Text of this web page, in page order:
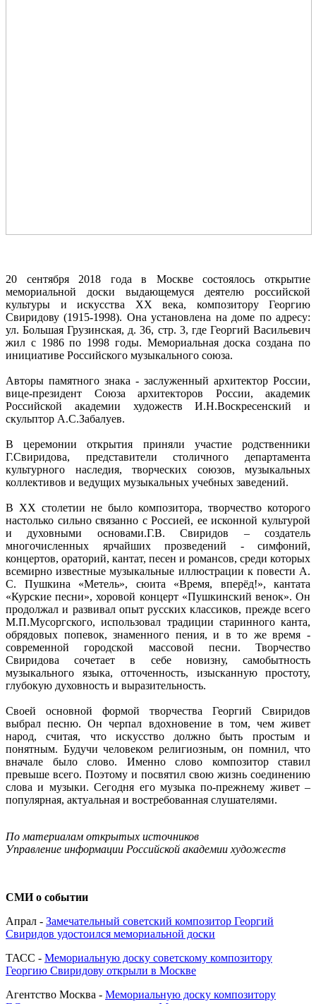
20 сентября 2018 года в Москве состоялось открытие
мемориальной доски выдающемуся деятелю российской
культуры и искусства ХХ века, композитору Георгию
Свиридову (1915-1998). Она установлена на доме по адресу:
ул. Большая Грузинская, д. 36, стр. 3, где Георгий Васильевич
жил с 1986 по 1998 годы. Мемориальная доска создана по
инициативе Российского музыкального союза.
Авторы памятного знака - заслуженный архитектор России,
вице-президент Союза архитекторов России, академик
Российской академии художеств И.Н.Воскресенский и
скульптор А.С.Забалуев.
В церемонии открытия приняли участие родственники
Г.Свиридова, представители столичного департамента
культурного наследия, творческих союзов, музыкальных
коллективов и ведущих музыкальных учебных заведений.
В ХХ столетии не было композитора, творчество которого
настолько сильно связанно с Россией, ее исконной культурой
и духовными основами.Г.В. Свиридов – создатель
многочисленных ярчайших прозведений - симфоний,
концертов, ораторий, кантат, песен и романсов, среди которых
всемирно известные музыкальные иллюстрации к повести А.
С. Пушкина «Метель», сюита «Время, вперёд!», кантата
«Курские песни», хоровой концерт «Пушкинский венок». Он
продолжал и развивал опыт русских классиков, прежде всего
М.П.Мусоргского, использовал традиции старинного канта,
обрядовых попевок, знаменного пения, и в то же время -
современной городской массовой песни. Творчество
Свиридова сочетает в себе новизну, самобытность
музыкального языка, отточенность, изысканную простоту,
глубокую духовность и выразительность.
Своей основной формой творчества Георгий Свиридов
выбрал песню. Он черпал вдохновение в том, чем живет
народ, считая, что искусство должно быть простым и
понятным. Будучи человеком религиозным, он помнил, что
вначале было слово. Именно слово композитор ставил
превыше всего. Поэтому и посвятил свою жизнь соединению
слова и музыки. Сегодня его музыка по-прежнему живет –
популярная, актуальная и востребованная слушателями.
По материалам открытых источников
Управление информации Российской академии художеств
СМИ о событии
Апрал - Замечательный советский композитор Георгий
Свиридов удостоился мемориальной доски
ТАСС - Мемориальную доску советскому композитору
Георгию Свиридову открыли в Москве
Агентство Москва - Мемориальную доску композитору